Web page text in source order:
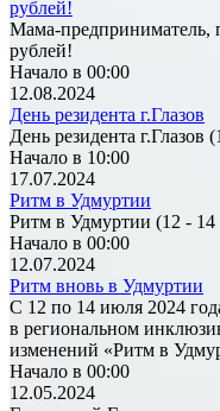
рублей!
Мама-предприниматель,
рублей!
Начало в 00:00
12.08.2024
День резидента г.Глазов
День резидента
Начало в 10:00
17.07.2024
Ритм в Удмуртии
Ритм в Удмуртии (12 -
Начало в 00:00
12.07.2024
Ритм вновь в Удмуртии
С 12 по 14 июля 2024
в региональном
изменений «Ритм в
Начало в 00:00
12.05.2024